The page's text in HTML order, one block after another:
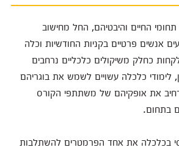
החיים והיבטיהם, החל מחישוב
אנשים פרטיים בקניות החודשיות וכלה
כחלק משיקולים כלכליים נרחבים
לימודי כלכלה עשויים לשמש את בוגריהם
את אופקיהם של משתתפי הקורס
בתחום.
בכלכלה את אחד הפרמטרים להשתלבות